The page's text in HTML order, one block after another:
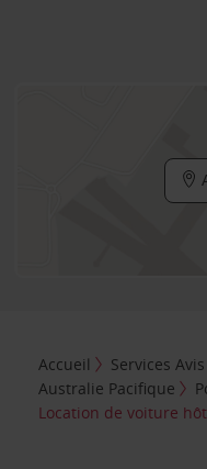
Accueil Services Avis
Australie Pacifique
Location de voiture